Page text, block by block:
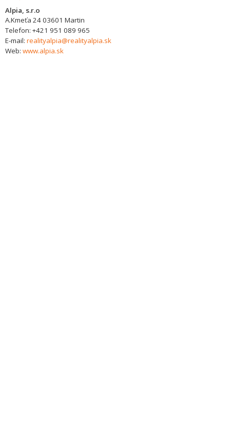
Alpia, s.r.o
A.Kmeťa 2403601 Martin
Telefon: +421 951 089 965
E-mail: realityalpia@realityalpia.sk
Web: www.alpia.sk